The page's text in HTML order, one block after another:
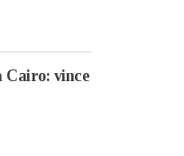
Cairo: vince